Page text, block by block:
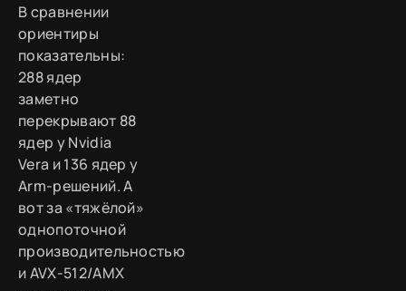
В сравнении
ориентиры
показательны:
288 ядер
заметно
перекрывают 88
ядер у Nvidia
Vera и 136 ядер у
Arm-решений. А
вот за «тяжёлой»
однопоточной
производительностью
и AVX-512/AMX